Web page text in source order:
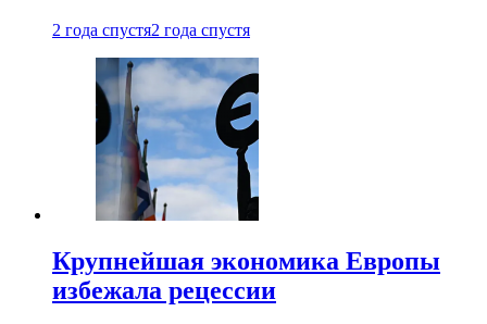
2 года спустя2 года спустя
Крупнейшая экономика Европы
избежала рецессии